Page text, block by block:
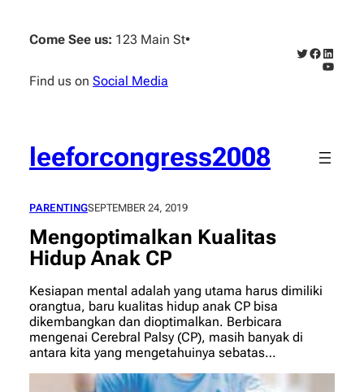
content
Come See us: 123 Main St•
Find us on Social Media
Twitter
Facebook
leeforcongress2008
PARENTINGSEPTEMBER 24, 2019
Mengoptimalkan Kualitas
Hidup Anak CP
Kesiapan mental adalah yang utama harus dimiliki
orangtua, baru kualitas hidup anak CP bisa
dikembangkan dan dioptimalkan. Berbicara
mengenai Cerebral Palsy (CP), masih banyak di
antara kita yang mengetahuinya sebatas…